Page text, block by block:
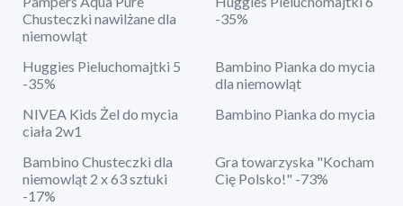
Chusteczki nawilżane dla
niemowląt
-35%
Huggies Pieluchomajtki 5
-35%
Bambino Pianka do mycia
dla niemowląt
NIVEA Kids Żel do mycia
ciała 2w1
Bambino Pianka do mycia
Bambino Chusteczki dla
niemowląt 2 x 63 sztuki
-17%
Gra towarzyska "Kocham
Cię Polsko!" -73%